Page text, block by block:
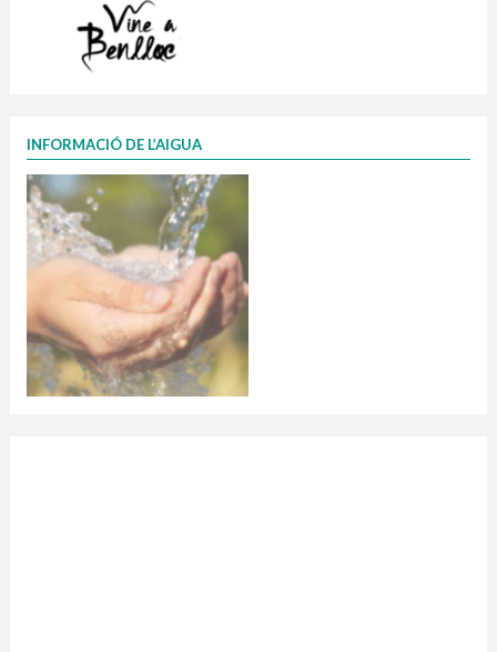
INFORMACIÓ DE L’AIGUA